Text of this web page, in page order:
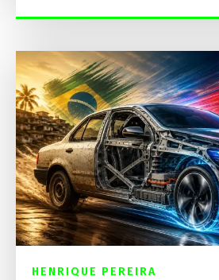
HENRIQUE PEREIRA